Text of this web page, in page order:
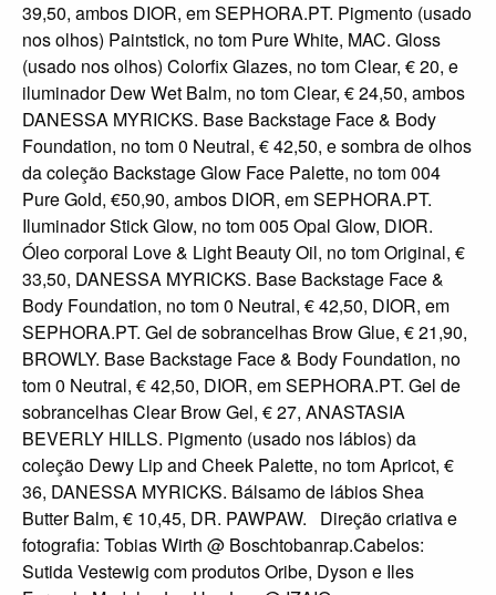
39,50, ambos DIOR, em SEPHORA.PT. Pigmento (usado
nos olhos) Paintstick, no tom Pure White, MAC. Gloss
(usado nos olhos) Colorfix Glazes, no tom Clear, € 20, e
iluminador Dew Wet Balm, no tom Clear, € 24,50, ambos
DANESSA MYRICKS. Base Backstage Face & Body
Foundation, no tom 0 Neutral, € 42,50, e sombra de olhos
da coleção Backstage Glow Face Palette, no tom 004
Pure Gold, €50,90, ambos DIOR, em SEPHORA.PT.
Iluminador Stick Glow, no tom 005 Opal Glow, DIOR.
Óleo corporal Love & Light Beauty Oil, no tom Original, €
33,50, DANESSA MYRICKS. Base Backstage Face &
Body Foundation, no tom 0 Neutral, € 42,50, DIOR, em
SEPHORA.PT. Gel de sobrancelhas Brow Glue, € 21,90,
BROWLY. Base Backstage Face & Body Foundation, no
tom 0 Neutral, € 42,50, DIOR, em SEPHORA.PT. Gel de
sobrancelhas Clear Brow Gel, € 27, ANASTASIA
BEVERLY HILLS. Pigmento (usado nos lábios) da
coleção Dewy Lip and Cheek Palette, no tom Apricot, €
36, DANESSA MYRICKS. Bálsamo de lábios Shea
Butter Balm, € 10,45, DR. PAWPAW. Direção criativa e
fotografia: Tobias Wirth @ Boschtobanrap.Cabelos:
Sutida Vestewig com produtos Oribe, Dyson e Iles